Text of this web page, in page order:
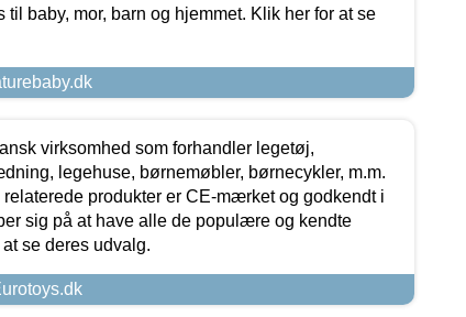
baby, mor, barn og hjemmet. Klik her for at se
virksomhed som forhandler legetøj,
legehuse, børnemøbler, børnecykler, m.m.
produkter er CE-mærket og godkendt i
sig på at have alle de populære og kendte
se deres udvalg.